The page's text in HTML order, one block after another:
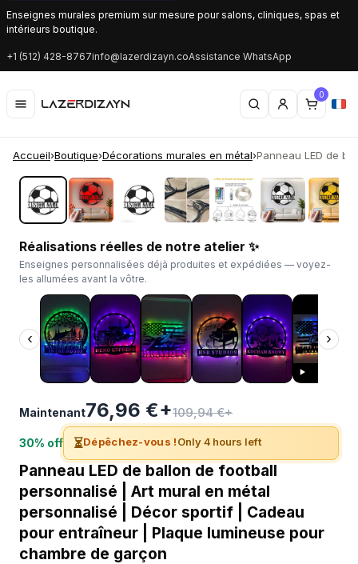
Enseignes murales premium sur mesure pour salons, cliniques, spas et
intérieurs boutique.
+1 (512) 428-8767info@lazerdizayn.coAssistance WhatsApp
0
Accueil›Boutique›Décorations murales en métal›Panneau LED de
‹ ›
Réalisations réelles de notre atelier ✨
Enseignes personnalisées déjà produites et expédiées — voyez-
les allumées avant la vôtre.
‹ ›
Maintenant76,96 €+109,94 €+
30% off ⏳Dépêchez-vous !Only 4 hours left
Panneau LED de ballon de football
personnalisé | Art mural en métal
personnalisé | Décor sportif | Cadeau
pour entraîneur | Plaque lumineuse pour
chambre de garçon